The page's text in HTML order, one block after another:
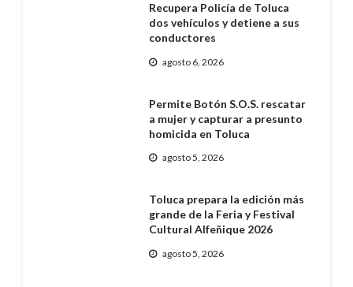
Recupera Policía de Toluca
dos vehículos y detiene a sus
conductores
agosto 6, 2026
Permite Botón S.O.S. rescatar
a mujer y capturar a presunto
homicida en Toluca
agosto 5, 2026
Toluca prepara la edición más
grande de la Feria y Festival
Cultural Alfeñique 2026
agosto 5, 2026